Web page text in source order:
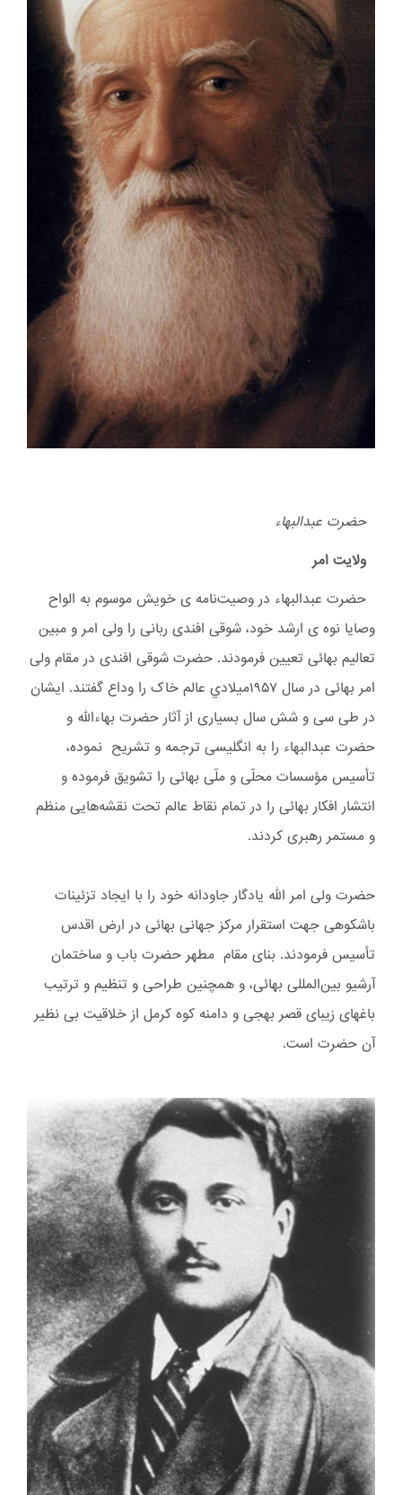
حضرت عبدالبهاء
ولایت امر
حضرت عبدالبهاء در وصیت‌نامه ی خویش موسوم به الواح
وصایا نوه ی ارشد خود، شوقی افندی ربانی را ولی امر و مبین
تعالیم بهائی تعیین فرمودند. حضرت شوقی افندی در مقام ولی
امر بهائی در سال ۱۹۵۷ميلادي عالم خاک را وداع گفتند. ایشان
در طی سی و شش سال بسیاری از آثار حضرت بهاءالله و
حضرت عبدالبهاء را به انگلیسی ترجمه و تشریح نموده،
تأسیس مؤسسات محلّی و ملّی بهائی را تشویق فرموده و
انتشار افکار بهائی را در تمام نقاط عالم تحت نقشه‌هایی منظم
و مستمر رهبری کردند.
حضرت ولی امر الله یادگار جاودانه خود را با ایجاد تزئینات
باشكوهی جهت استقرار مرکز جهانی بهائی در ارض اقدس
تأسیس فرمودند. بنای مقام مطهر حضرت باب و ساختمان
آرشیو بین‌المللی بهائی، و همچنین طراحی و تنظیم و ترتیب
باغهای زیبای قصر بهجی و دامنه کوه کرمل از خلاقیت بی نظیر
آن حضرت است.